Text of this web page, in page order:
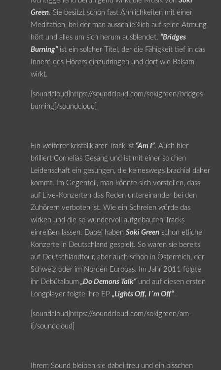
Green. Sie besitzt schon fast Ähnlichkeiten mit einer
Meditation, bei der man ausschließlich auf seine Atmung
hört und alles um sich herum ausblendet. “Bridges
Burning”ist ein solcher Titel, der die Fähigkeit tief in das
Innere des Hörers einzudringen und dort wie Balsam
wirkt.
[soundcloud]https://soundcloud.com/sokigreen/bridges-
burning[/soundcloud]
Ein weiterer kristallklarer Track ist“Am I”. Auch hier
brilliert Cornelias Gesang und ist mit einer solchen
Leidenschaft ein gesungen, die keineswegs brachial daher
kommt. Im Gegenteil, man könnte sich vorstellen, dass
auf Live-Konzerten das Reden untereinander bei den
Zuhörern verboten ist. Wie ein Schreien würde das
wirken und die so wundervoll aufgebauten Tracks
einreißen lassen. Dabei haben Soki Greenschon etliche
Konzerte in Deutschland gespielt. So waren sie bereits
auf Deutschlandtour, aber auch schon in Österreich, der
Schweiz oder im Norden Europas. Im Jahr 2011 folgte
ihr Debütalbum „Do Demons Talk“und auf diesen ersten
Longplayer folgte ihre EP „Lights Off, I´m Off“ .
[soundcloud]https://soundcloud.com/sokigreen/am-
i[/soundcloud]
Ihrem Sound bleiben sie dabei treu und ein bisschen